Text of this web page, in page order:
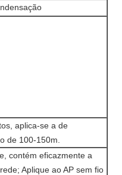
aplica-se a de
de 100-150m.
contém eficazmente a
Aplique ao AP sem fio